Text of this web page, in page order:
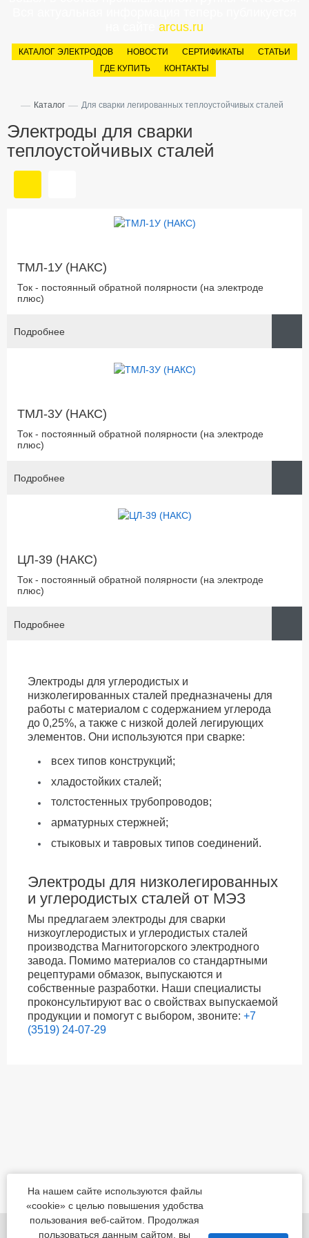
arcus.ru
КАТАЛОГ ЭЛЕКТРОДОВ НОВОСТИ СЕРТИФИКАТЫ
СТАТЬИ
ГДЕ КУПИТЬ
КОНТАКТЫ
— Каталог — Для сварки легированных теплоустойчивых сталей
Электроды для сварки
теплоустойчивых сталей
ТМЛ-1У (НАКС)
Ток - постоянный обратной полярности (на электроде
плюс)
Подробнее
ТМЛ-3У (НАКС)
Ток - постоянный обратной полярности (на электроде
плюс)
Подробнее
ЦЛ-39 (НАКС)
Ток - постоянный обратной полярности (на электроде
плюс)
Подробнее
Электроды для углеродистых и
низколегированных сталей предназначены для
работы с материалом с содержанием углерода
до 0,25%, а также с низкой долей легирующих
элементов. Они используются при сварке:
всех типов конструкций;
хладостойких сталей;
толстостенных трубопроводов;
арматурных стержней;
стыковых и тавровых типов соединений.
Электроды для низколегированных
и углеродистых сталей от МЭЗ
Мы предлагаем электроды для сварки
низкоуглеродистых и углеродистых сталей
производства Магнитогорского электродного
завода. Помимо материалов со стандартными
рецептурами обмазок, выпускаются и
собственные разработки. Наши специалисты
проконсультируют вас о свойствах выпускаемой
продукции и помогут с выбором, звоните: +7
(3519) 24-07-29
455022, Челябинская обл., Магнитогорск, шоссе
На нашем сайте используются файлы
«cookie» с целью повышения удобства
пользования веб-сайтом. Продолжая
пользоваться данным сайтом, вы